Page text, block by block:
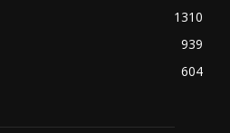
1310
939
604